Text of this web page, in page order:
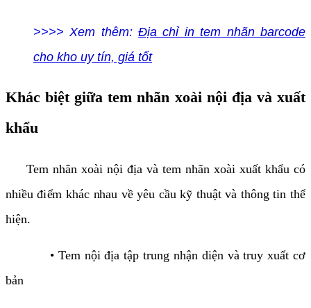
>>>> Xem thêm:Địa chỉ in tem nhãn barcode
cho kho uy tín, giá tốt
Khác biệt giữa tem nhãn xoài nội địa và xuất
khẩu
Tem nhãn xoài nội địa và tem nhãn xoài xuất khẩu có
nhiều điểm khác nhau về yêu cầu kỹ thuật và thông tin thể
hiện.
• Tem nội địa tập trung nhận diện và truy xuất cơ
bản